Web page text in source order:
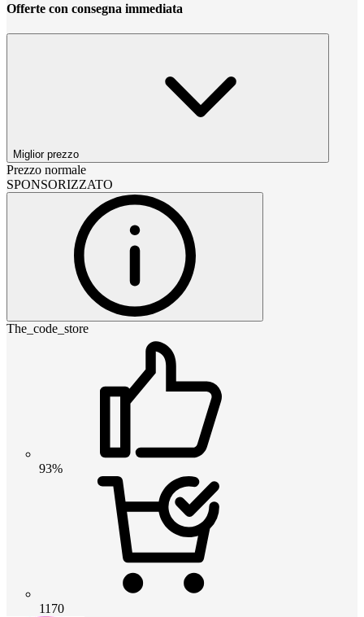
Offerte con consegna immediata
Miglior prezzo
Prezzo normale
SPONSORIZZATO
The_code_store
93%
1170